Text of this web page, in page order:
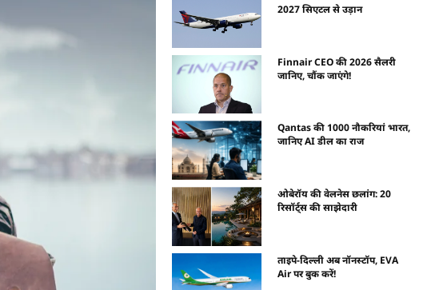
2027 सिएटल से उड़ान
Finnair CEO की 2026 सैलरी
जानिए, चौंक जाएंगे!
Qantas की 1000 नौकरियां भारत,
जानिए AI डील का राज
ओबेरॉय की वेलनेस छलांग: 20
रिसॉर्ट्स की साझेदारी
ताइपे-दिल्ली अब नॉनस्टॉप, EVA
Air पर बुक करें!